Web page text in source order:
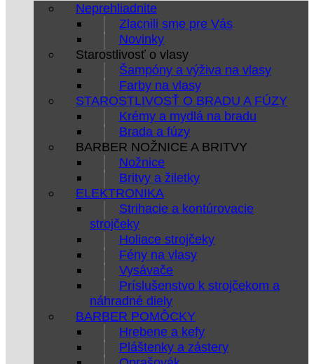
Neprehliadnite
Zlacnili sme pre Vás
Novinky
Starostlivosť o vlasy
Šampóny a výživa na vlasy
Farby na vlasy
STAROSTLIVOSŤ O BRADU A FÚZY
Krémy a mydlá na bradu
Brada a fúzy
BARBER NOŽNICE A BRITVY
Nožnice
Britvy a žiletky
ELEKTRONIKA
Strihacie a kontúrovacie
strojčeky
Holiace strojčeky
Fény na vlasy
Vysávače
Príslušenstvo k strojčekom a
náhradné diely
BARBER POMÔCKY
Hrebene a kefy
Pláštenky a zástery